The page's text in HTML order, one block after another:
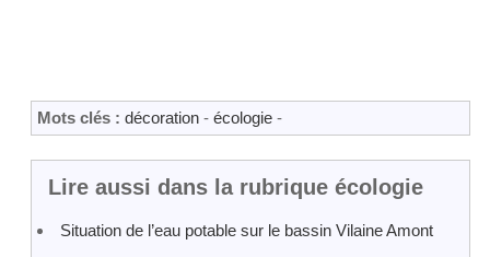
Mots clés : décoration - écologie -
Lire aussi dans la rubrique écologie
Situation de l’eau potable sur le bassin Vilaine Amont